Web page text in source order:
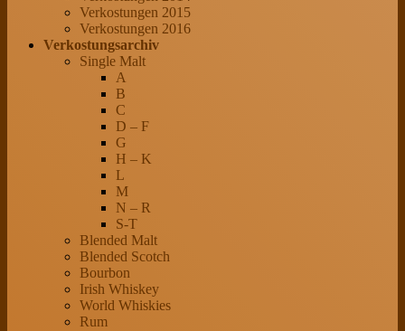
Verkostungen 2015
Verkostungen 2016
Verkostungsarchiv
Single Malt
A
B
C
D – F
G
H – K
L
M
N – R
S-T
Blended Malt
Blended Scotch
Bourbon
Irish Whiskey
World Whiskies
Rum